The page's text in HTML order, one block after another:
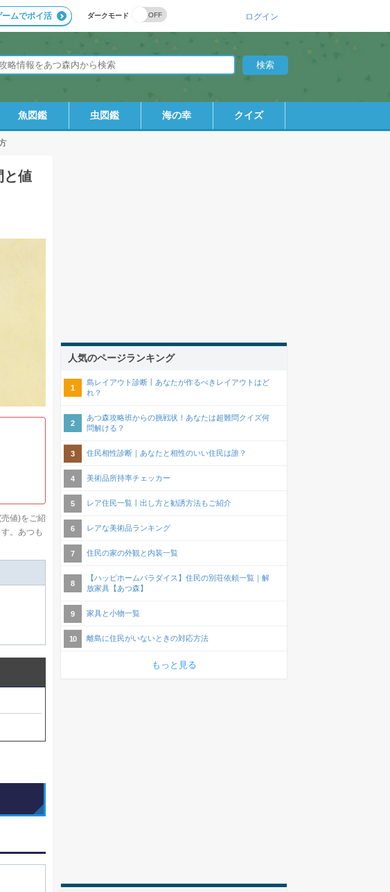
ダークモード
ームでポイ活 ログイン
魚図鑑 虫図鑑 海の幸 クイズ
と値
値)をご紹
。あつも
人気のページランキング
島レイアウト診断丨あなたが作るべきレイアウトはど
れ？
あつ森攻略班からの挑戦状！あなたは超難問クイズ何
問解ける？
住民相性診断｜あなたと相性のいい住民は誰？
美術品所持率チェッカー
レア住民一覧丨出し方と勧誘方法もご紹介
レアな美術品ランキング
住民の家の外観と内装一覧
【ハッピホームパラダイス】住民の別荘依頼一覧｜解
放家具【あつ森】
家具と小物一覧
離島に住民がいないときの対応方法
もっと見る